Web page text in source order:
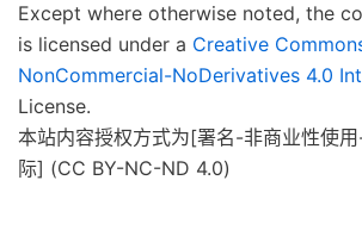
Except where otherwise noted, the
is licensed under a Creative
NonCommercial-NoDerivatives 4.0
License.
本站内容授权方式为[署名-非商业性使
际] (CC BY-NC-ND 4.0)